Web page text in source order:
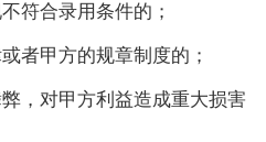
符合录用条件的；
者甲方的规章制度的；
，对甲方利益造成重大损害